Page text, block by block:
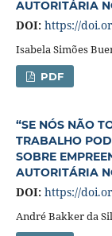
AUTORITÁRIA
DOI: https://
Isabela Simões
PDF
“SE NÓS NÃO
TRABALHO
SOBRE
AUTORITÁRIA
DOI: https://
André Bakker da